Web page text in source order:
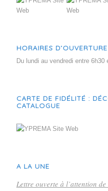
HORAIRES
Du lundi au vendredi entre 6h30
CARTE DE FIDÉLITÉ :
CATALOGUE
A LA UNE
Lettre ouverte à l’attention